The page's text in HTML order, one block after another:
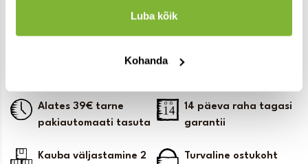
Luba kõik
Kohanda
Alates 39€ tarne
pakiautomaati tasuta
14 päeva raha tagasi
garantii
Kauba väljastamine 2
Turvaline ostukoht